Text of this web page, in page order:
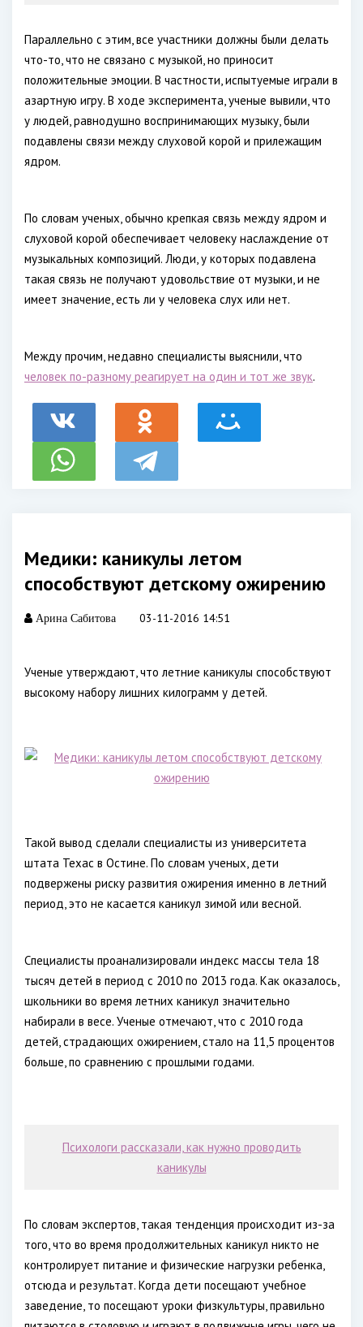
Параллельно с этим, все участники должны были делать
что-то, что не связано с музыкой, но приносит
положительные эмоции. В частности, испытуемые играли в
азартную игру. В ходе эксперимента, ученые вывили, что
у людей, равнодушно воспринимающих музыку, были
подавлены связи между слуховой корой и прилежащим
ядром.
По словам ученых, обычно крепкая связь между ядром и
слуховой корой обеспечивает человеку наслаждение от
музыкальных композиций. Люди, у которых подавлена
такая связь не получают удовольствие от музыки, и не
имеет значение, есть ли у человека слух или нет.
Между прочим, недавно специалисты выяснили, что
человек по-разному реагирует на один и тот же звук.
Медики: каникулы летом
способствуют детскому ожирению
Арина Сабитова 03-11-2016 14:51
Ученые утверждают, что летние каникулы способствуют
высокому набору лишних килограмм у детей.
Такой вывод сделали специалисты из университета
штата Техас в Остине. По словам ученых, дети
подвержены риску развития ожирения именно в летний
период, это не касается каникул зимой или весной.
Специалисты проанализировали индекс массы тела 18
тысяч детей в период с 2010 по 2013 года. Как оказалось,
школьники во время летних каникул значительно
набирали в весе. Ученые отмечают, что с 2010 года
детей, страдающих ожирением, стало на 11,5 процентов
больше, по сравнению с прошлыми годами.
Психологи рассказали, как нужно проводить
каникулы
По словам экспертов, такая тенденция происходит из-за
того, что во время продолжительных каникул никто не
контролирует питание и физические нагрузки ребенка,
отсюда и результат. Когда дети посещают учебное
заведение, то посещают уроки физкультуры, правильно